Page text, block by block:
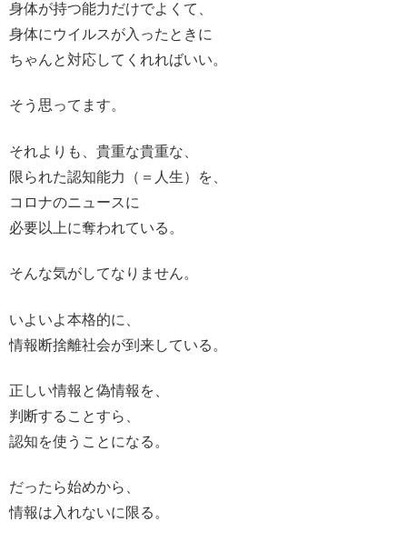
身体が持つ能力だけでよくて、
身体にウイルスが入ったときに
ちゃんと対応してくれればいい。
そう思ってます。
それよりも、貴重な貴重な、
限られた認知能力（＝人生）を、
コロナのニュースに
必要以上に奪われている。
そんな気がしてなりません。
いよいよ本格的に、
情報断捨離社会が到来している。
正しい情報と偽情報を、
判断することすら、
認知を使うことになる。
だったら始めから、
情報は入れないに限る。